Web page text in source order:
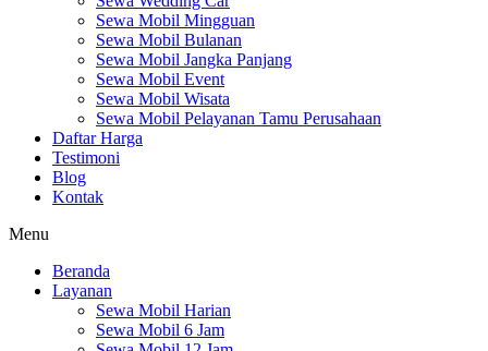
Sewa Mobil Mingguan
Sewa Mobil Bulanan
Sewa Mobil Jangka Panjang
Sewa Mobil Event
Sewa Mobil Wisata
Sewa Mobil Pelayanan Tamu Perusahaan
Daftar Harga
Testimoni
Blog
Kontak
Menu
Beranda
Layanan
Sewa Mobil Harian
Sewa Mobil 6 Jam